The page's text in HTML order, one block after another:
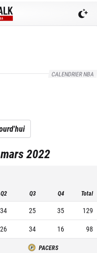
CALENDRIER NBA
2022
Q2 Q3 Q4 Total
34 25 35
129
26 34 16 98
PACERS